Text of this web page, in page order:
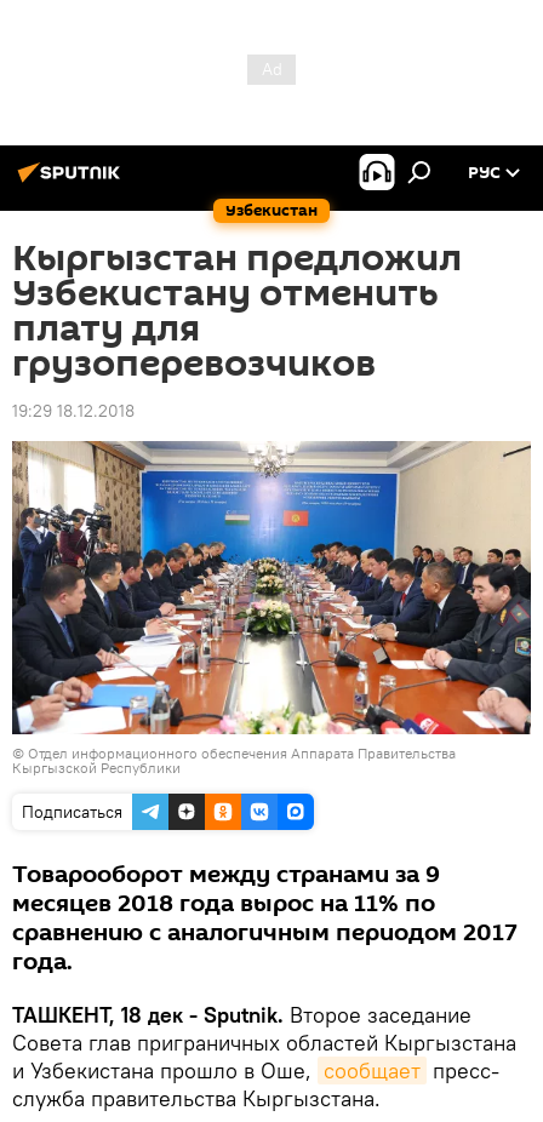
Узбекистан
РУС
Кыргызстан предложил
Узбекистану отменить
плату для
грузоперевозчиков
19:29 18.12.2018
© Отдел информационного обеспечения Аппарата Правительства
Кыргызской Республики
Подписаться
Товарооборот между странами за 9
месяцев 2018 года вырос на 11% по
сравнению с аналогичным периодом 2017
года.
ТАШКЕНТ, 18 дек - Sputnik. Второе заседание
Совета глав приграничных областей Кыргызстана
и Узбекистана прошло в Оше, сообщает пресс-
служба правительства Кыргызстана.